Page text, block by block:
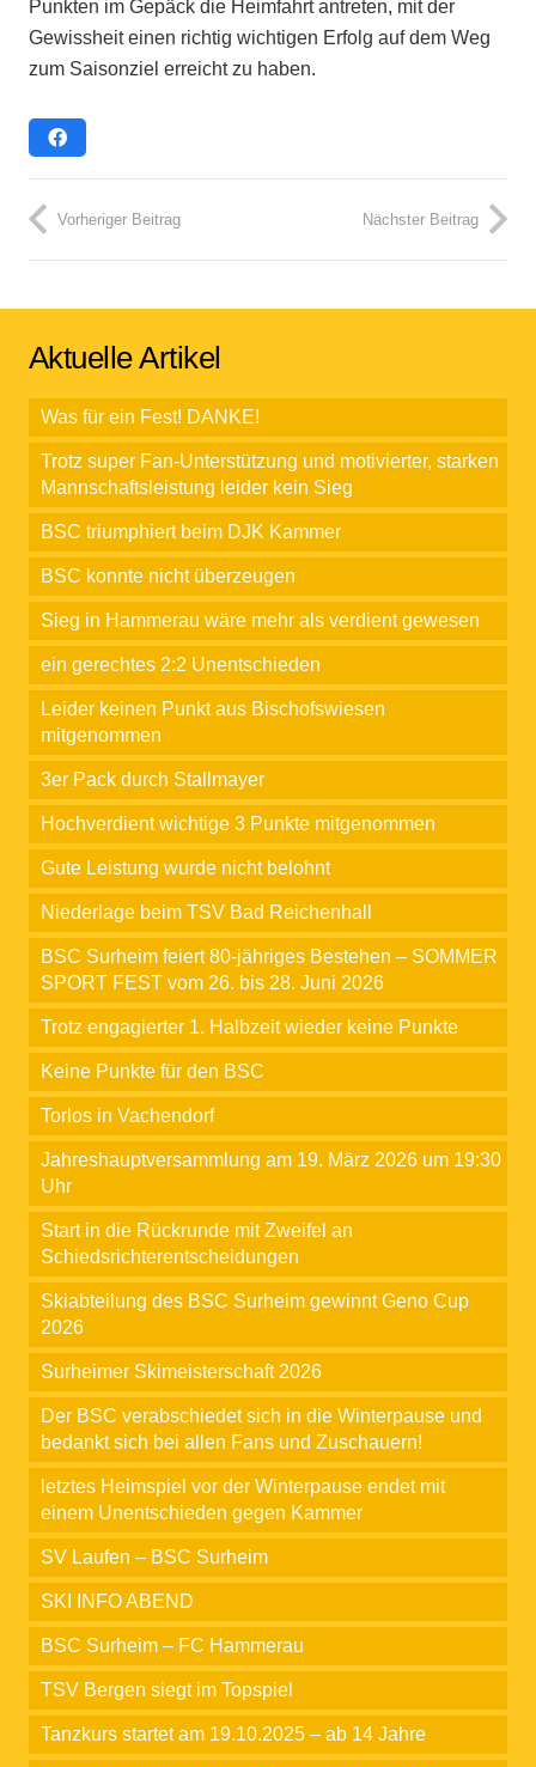
Punkten im Gepäck die Heimfahrt antreten, mit der
Gewissheit einen richtig wichtigen Erfolg auf dem Weg
zum Saisonziel erreicht zu haben.
Vorheriger Beitrag Nächster Beitrag
Aktuelle Artikel
Was für ein Fest! DANKE!
Trotz super Fan-Unterstützung und motivierter, starken
Mannschaftsleistung leider kein Sieg
BSC triumphiert beim DJK Kammer
BSC konnte nicht überzeugen
Sieg in Hammerau wäre mehr als verdient gewesen
ein gerechtes 2:2 Unentschieden
Leider keinen Punkt aus Bischofswiesen
mitgenommen
3er Pack durch Stallmayer
Hochverdient wichtige 3 Punkte mitgenommen
Gute Leistung wurde nicht belohnt
Niederlage beim TSV Bad Reichenhall
BSC Surheim feiert 80-jähriges Bestehen – SOMMER
SPORT FEST vom 26. bis 28. Juni 2026
Trotz engagierter 1. Halbzeit wieder keine Punkte
Keine Punkte für den BSC
Torlos in Vachendorf
Jahreshauptversammlung am 19. März 2026 um 19:30
Uhr
Start in die Rückrunde mit Zweifel an
Schiedsrichterentscheidungen
Skiabteilung des BSC Surheim gewinnt Geno Cup
2026
Surheimer Skimeisterschaft 2026
Der BSC verabschiedet sich in die Winterpause und
bedankt sich bei allen Fans und Zuschauern!
letztes Heimspiel vor der Winterpause endet mit
einem Unentschieden gegen Kammer
SV Laufen – BSC Surheim
SKI INFO ABEND
BSC Surheim – FC Hammerau
TSV Bergen siegt im Topspiel
Tanzkurs startet am 19.10.2025 – ab 14 Jahre